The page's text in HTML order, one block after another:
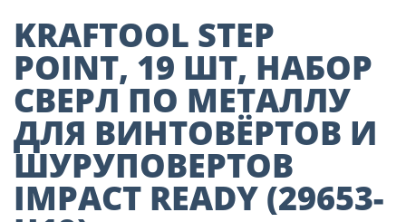
Декор
Изоляция
KRAFTOOL STEP
POINT, 19 ШТ, НАБОР
СВЕРЛ ПО МЕТАЛЛУ
ДЛЯ ВИНТОВЁРТОВ И
ШУРУПОВЕРТОВ
IMPACT READY (29653-